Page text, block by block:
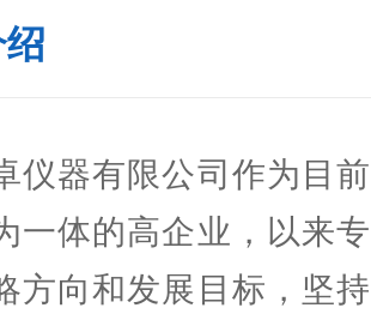
仪器有限公司作为目
一体的高企业，以来
方向和发展目标，坚